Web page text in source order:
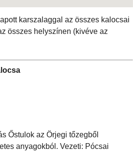
karszalaggal az összes kalocsai
összes helyszínen (kivéve az
Őstulok az Örjegi tőzegből
anyagokból. Vezeti: Pócsai